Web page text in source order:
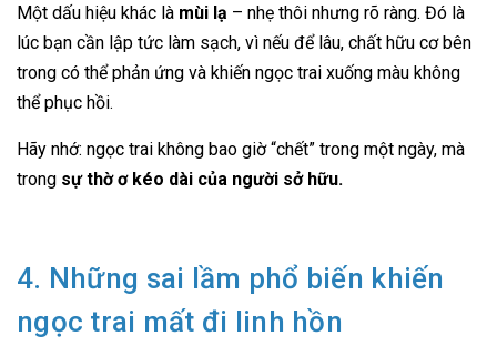
Một dấu hiệu khác là mùi lạ – nhẹ thôi nhưng rõ ràng. Đó là
lúc bạn cần lập tức làm sạch, vì nếu để lâu, chất hữu cơ bên
trong có thể phản ứng và khiến ngọc trai xuống màu không
thể phục hồi.
Hãy nhớ: ngọc trai không bao giờ “chết” trong một ngày, mà
trong sự thờ ơ kéo dài của người sở hữu.
4. Những sai lầm phổ biến khiến
ngọc trai mất đi linh hồn